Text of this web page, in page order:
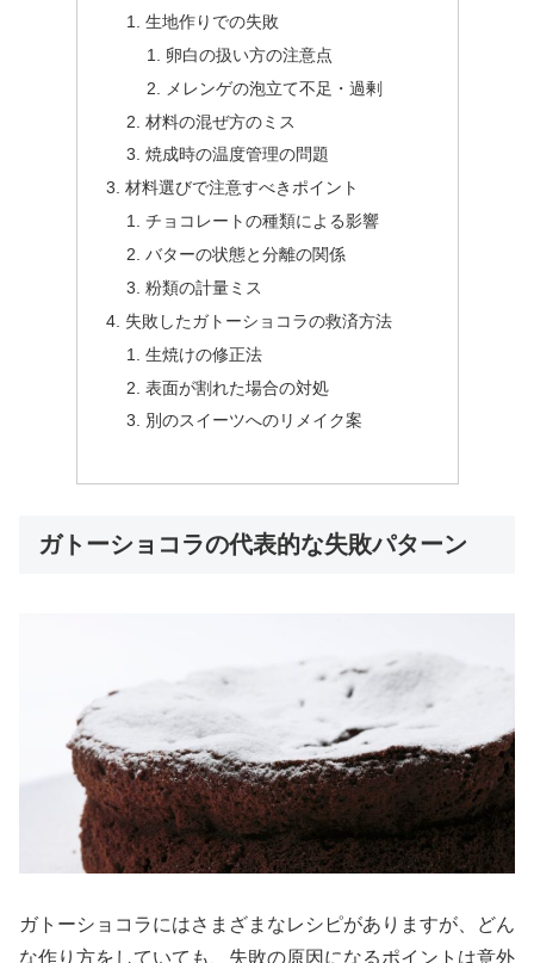
生地作りでの失敗
卵白の扱い方の注意点
メレンゲの泡立て不足・過剰
材料の混ぜ方のミス
焼成時の温度管理の問題
材料選びで注意すべきポイント
チョコレートの種類による影響
バターの状態と分離の関係
粉類の計量ミス
失敗したガトーショコラの救済方法
生焼けの修正法
表面が割れた場合の対処
別のスイーツへのリメイク案
ガトーショコラの代表的な失敗パターン
ガトーショコラにはさまざまなレシピがありますが、どん
な作り方をしていても、失敗の原因になるポイントは意外